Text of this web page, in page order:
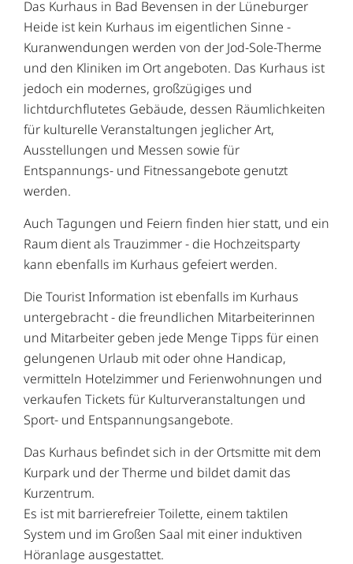
Das Kurhaus in Bad Bevensen in der Lüneburger
Heide ist kein Kurhaus im eigentlichen Sinne -
Kuranwendungen werden von der Jod-Sole-Therme
und den Kliniken im Ort angeboten. Das Kurhaus ist
jedoch ein modernes, großzügiges und
lichtdurchflutetes Gebäude, dessen Räumlichkeiten
für kulturelle Veranstaltungen jeglicher Art,
Ausstellungen und Messen sowie für
Entspannungs- und Fitnessangebote genutzt
werden.
Auch Tagungen und Feiern finden hier statt, und ein
Raum dient als Trauzimmer - die Hochzeitsparty
kann ebenfalls im Kurhaus gefeiert werden.
Die Tourist Information ist ebenfalls im Kurhaus
untergebracht - die freundlichen Mitarbeiterinnen
und Mitarbeiter geben jede Menge Tipps für einen
gelungenen Urlaub mit oder ohne Handicap,
vermitteln Hotelzimmer und Ferienwohnungen und
verkaufen Tickets für Kulturveranstaltungen und
Sport- und Entspannungsangebote.
Das Kurhaus befindet sich in der Ortsmitte mit dem
Kurpark und der Therme und bildet damit das
Kurzentrum.
Es ist mit barrierefreier Toilette, einem taktilen
System und im Großen Saal mit einer induktiven
Höranlage ausgestattet.